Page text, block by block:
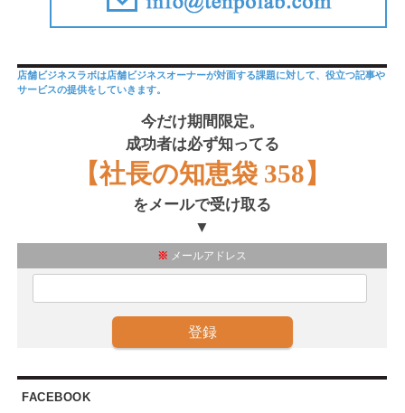
店舗ビジネスラボは店舗ビジネスオーナーが対面する課題に対して、役立つ記事や
サービスの提供をしていきます。
今だけ期間限定。
成功者は必ず知ってる
【社長の知恵袋 358】
をメールで受け取る
▼
※ メールアドレス
FACEBOOK